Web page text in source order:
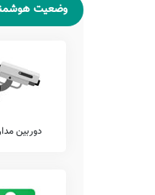
بررسی نمایید.
چشمه آوش
جمع بندی و
معرفی این
وضعیت
دوربین